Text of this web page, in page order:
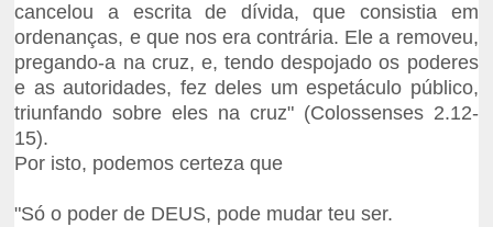
cancelou a escrita de dívida, que consistia em
ordenanças, e que nos era contrária. Ele a removeu,
pregando-a na cruz, e, tendo despojado os poderes
e as autoridades, fez deles um espetáculo público,
triunfando sobre eles na cruz" (Colossenses 2.12-
15).
Por isto, podemos certeza que
"Só o poder de DEUS, pode mudar teu ser.